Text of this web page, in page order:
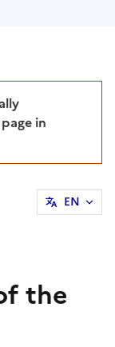
in
EN
the